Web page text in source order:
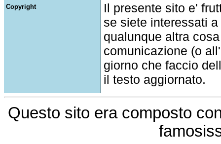
Copyright
Il presente sito e'
se siete interessati
qualunque altra
comunicazione (o
giorno che faccio
il testo aggiornato.
Questo sito era composto